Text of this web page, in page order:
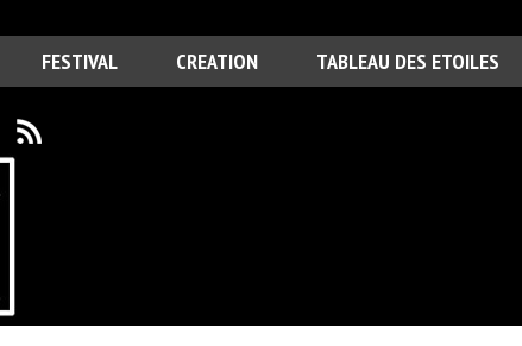
FESTIVAL CREATION TABLEAU DES ETOILES